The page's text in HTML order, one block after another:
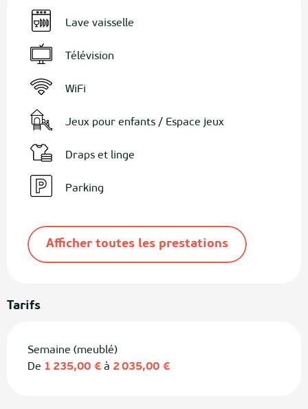
Lave vaisselle
Télévision
WiFi
Jeux pour enfants / Espace jeux
Draps et linge
Parking
Afficher toutes les prestations
Tarifs
Semaine (meublé)
De 1 235,00 € à 2 035,00 €